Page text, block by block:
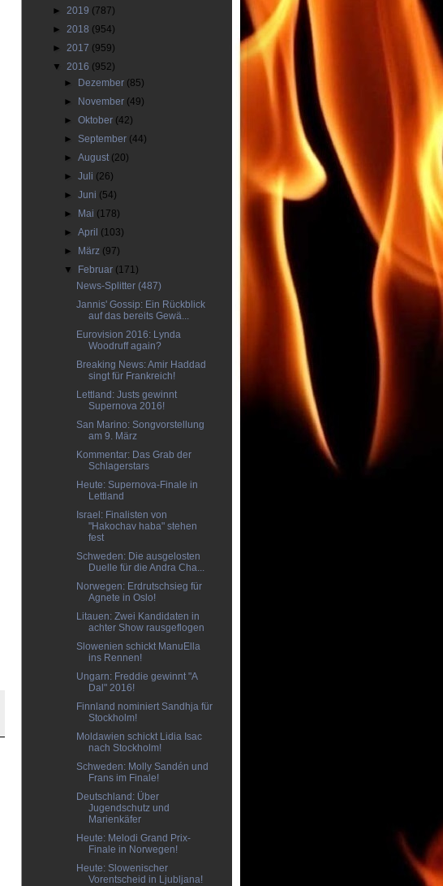
► 2019 (787)
► 2018 (954)
► 2017 (959)
▼ 2016 (952)
►
Dezember (85)
►
November (49)
►Oktober (42)
► September (44)
►August (20)
►Juli (26)
►Juni (54)
►
Mai (178)
►April (103)
►
März (97)
▼
Februar (171)
News-Splitter (487)
Jannis' Gossip: Ein Rückblick
auf das bereits Gewä...
Eurovision 2016: Lynda
Woodruff again?
Breaking News: Amir Haddad
singt für Frankreich!
Lettland: Justs gewinnt
Supernova 2016!
San Marino: Songvorstellung
am 9. März
Kommentar: Das Grab der
Schlagerstars
Heute: Supernova-Finale in
Lettland
Israel: Finalisten von
"Hakochav haba" stehen
fest
Schweden: Die ausgelosten
Duelle für die Andra Cha...
Norwegen: Erdrutschsieg für
Agnete in Oslo!
Litauen: Zwei Kandidaten in
achter Show rausgeflogen
Slowenien schickt ManuElla
ins Rennen!
Ungarn: Freddie gewinnt "A
Dal" 2016!
Finnland nominiert Sandhja für
Stockholm!
Moldawien schickt Lidia Isac
nach Stockholm!
Schweden: Molly Sandén und
Frans im Finale!
Deutschland: Über
Jugendschutz und
Marienkäfer
Heute: Melodi Grand Prix-
Finale in Norwegen!
Heute: Slowenischer
Vorentscheid in Ljubljana!